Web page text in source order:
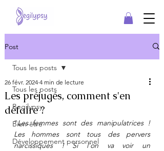
Post
Tous les posts
Begilypsy
Bien-être
Développement personnel
Tous les posts
Les préjugés, comment s'en
défaire ?
26 févr. 2024 4 min de lecture
“Les femmes sont des manipulatrices !
Les hommes sont tous des pervers
narcissiques ! Si l’on va voir un